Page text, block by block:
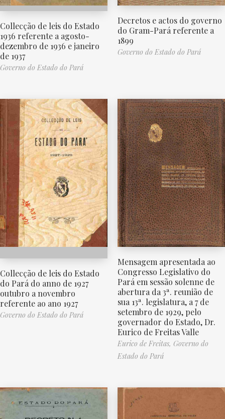
Collecção de leis do Estado
1936 referente a agosto-
dezembro de 1936 e janeiro
de 1937
Governo do Estado do Pará
Decretos e actos do governo
do Gram-Pará referente a
1899
Governo do Estado do Pará
Collecção de leis do Estado
do Pará do anno de 1927
outubro a novembro
referente ao ano 1927
Governo do Estado do Pará
Mensagem apresentada ao
Congresso Legislativo do
Pará em sessão solenne de
abertura da 3ª. reunião de
sua 13ª. legislatura, a 7 de
setembro de 1929, pelo
governador do Estado, Dr.
Eurico de Freitas Valle
Eurico de Freitas, Governo do
Estado do Pará